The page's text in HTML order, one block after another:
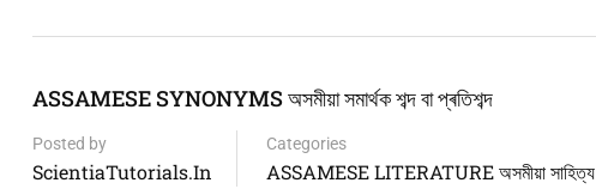
ASSAMESE SYNONYMS অসমীয়া সমার্থক শব্দ বা প্ৰতিশব্দ
Posted by
ScientiaTutorials.in
Categories
ASSAMESE LITERATURE অসমীয়া সাহিত্য